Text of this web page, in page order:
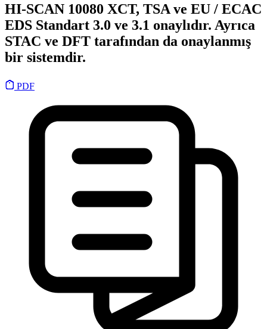
HI-SCAN 10080 XCT, TSA ve EU / ECAC
EDS Standart 3.0 ve 3.1 onaylıdır. Ayrıca
STAC ve DFT tarafından da onaylanmış
bir sistemdir.
PDF